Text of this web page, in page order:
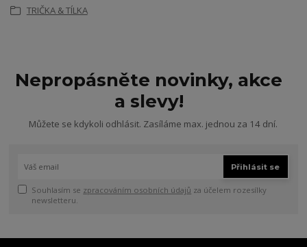
TRIČKA & TÍLKA
Nepropásněte novinky, akce
a slevy!
Můžete se kdykoli odhlásit. Zasíláme max. jednou za 14 dní.
Přihlásit se
Souhlasím se zpracováním osobních údajů za účelem rozesílky
newsletteru.